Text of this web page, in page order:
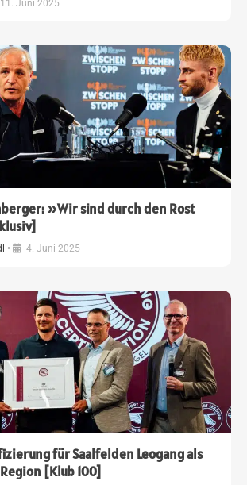
11. Juni 2025
»Wir sind durch den Rost
• 4. Juni 2025
für Saalfelden Leogang als
[Klub 100]